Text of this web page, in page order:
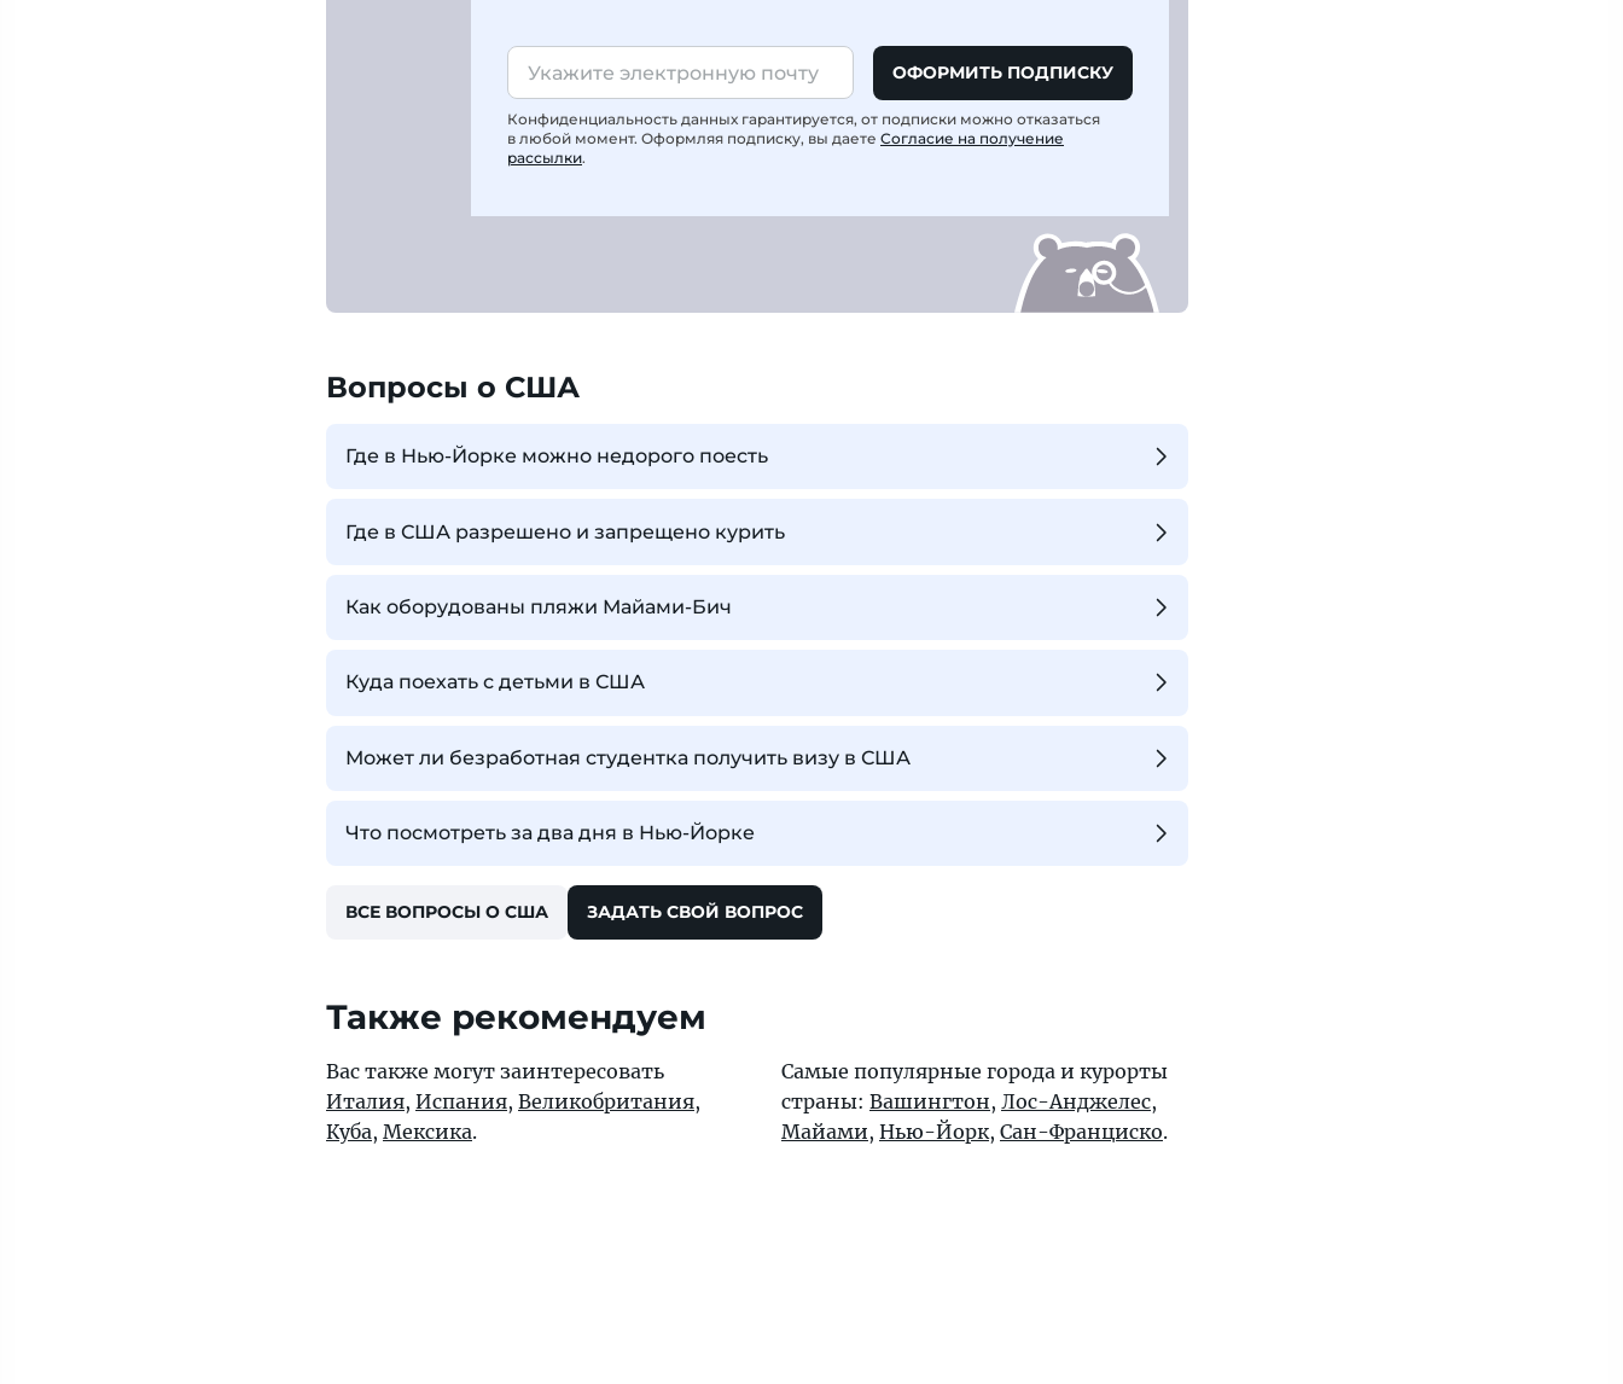
ОФОРМИТЬ ПОДПИСКУ
Конфиденциальность данных гарантируется, от подписки можно отказаться
в любой момент. Оформляя подписку, вы даете Согласие на получение
рассылки.
Вопросы о США
Где в Нью-Йорке можно недорого поесть
Где в США разрешено и запрещено курить
Как оборудованы пляжи Майами-Бич
Куда поехать с детьми в США
Может ли безработная студентка получить визу в США
Что посмотреть за два дня в Нью-Йорке
ВСЕ ВОПРОСЫ О США ЗАДАТЬ СВОЙ ВОПРОС
Также рекомендуем
Вас также могут заинтересовать
Италия, Испания, Великобритания,
Куба, Мексика.
Самые популярные города и курорты
страны: Вашингтон, Лос-Анджелес,
Майами, Нью-Йорк, Сан-Франциско.